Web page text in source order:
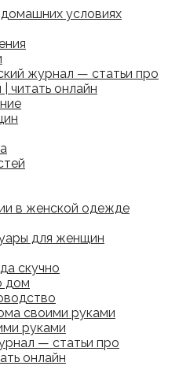
условиях
журнал — статьи про
читать онлайн
в женской одежде
для женщин
скучно
дом
своими руками
руками
— статьи про
онлайн